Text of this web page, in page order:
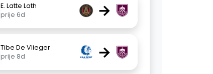
E. Latte Lath
prije 6d
→
Tibe De Vlieger
prije 8d
→